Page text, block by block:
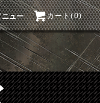
カート(0)
ニュー